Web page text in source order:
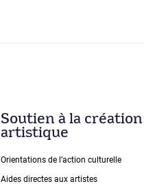
Soutien à la création
artistique
Orientations de lʼaction culturelle
Aides directes aux artistes